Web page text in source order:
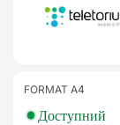
FORMAT A4
Доступний